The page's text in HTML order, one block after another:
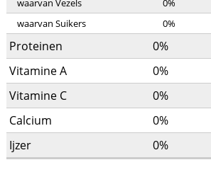
waarvan Vezels 0%
waarvan Suikers
0%
Proteinen 0%
Vitamine A
0%
Vitamine C
0%
Calcium
0%
Ijzer
0%